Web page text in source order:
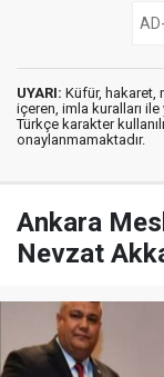
UYARI: Küfür, hakaret,
içeren, imla kuralları ile
Türkçe karakter
onaylanmamaktadır.
Ankara
Nevzat